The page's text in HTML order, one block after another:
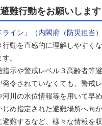
難行動をお願いします
イン」（内閣府（防災担当）
動を直感的に理解しやすく
。
示や警戒レベル３高齢者等
令されていなくても、警戒
川の水位情報等を用いて早
め指定された避難場所へ向
難するなど、様々な情報を